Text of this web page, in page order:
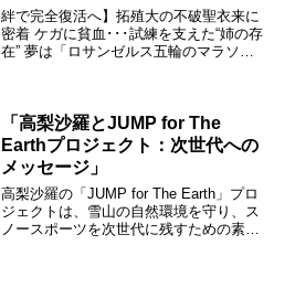
絆で完全復活へ】拓殖大の不破聖衣来に
密着 ケガに貧血･･･試練を支えた“姉の存
在” 夢は「ロサンゼルス五輪のマラソン
本名で、読み方は...
「高梨沙羅とJUMP for The
Earthプロジェクト：次世代への
メッセージ」
高梨沙羅の「JUMP for The Earth」プロ
ジェクトは、雪山の自然環境を守り、ス
ノースポーツを次世代に残すための素晴